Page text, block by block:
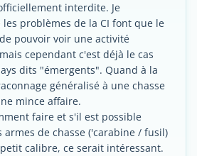
interdite. Je
problèmes de la CI font que le
pouvoir voir une activité
cependant c'est déjà le cas
dits "émergents". Quand à la
généralisé à une chasse
mince affaire.
faire et s'il est possible
de chasse ('carabine / fusil)
calibre, ce serait intéressant.